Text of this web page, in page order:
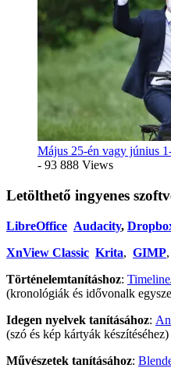
Május 25-én vagy június
- 93 888 Views
Letölthető ingyenes
LibreOffice Audacity,
XnView Classic Krita, GIMP,
Történelemtanításhoz:
(kronológiák és idővonalk
Idegen nyelvek tanításához:
(szó és kép kártyák készítéséhez)
Művészetek tanításához: